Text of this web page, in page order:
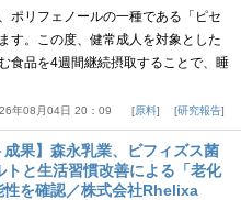
ポリフェノールの一種である「ピセ
す。この度、健常成人を対象とした
食品を4週間継続摂取することで、睡
年08月04日 20：09 原料 研究報告
成果】森永乳業、ビフィズス菌
トと生活習慣改善による「老化
性を確認／株式会社Rhelixa